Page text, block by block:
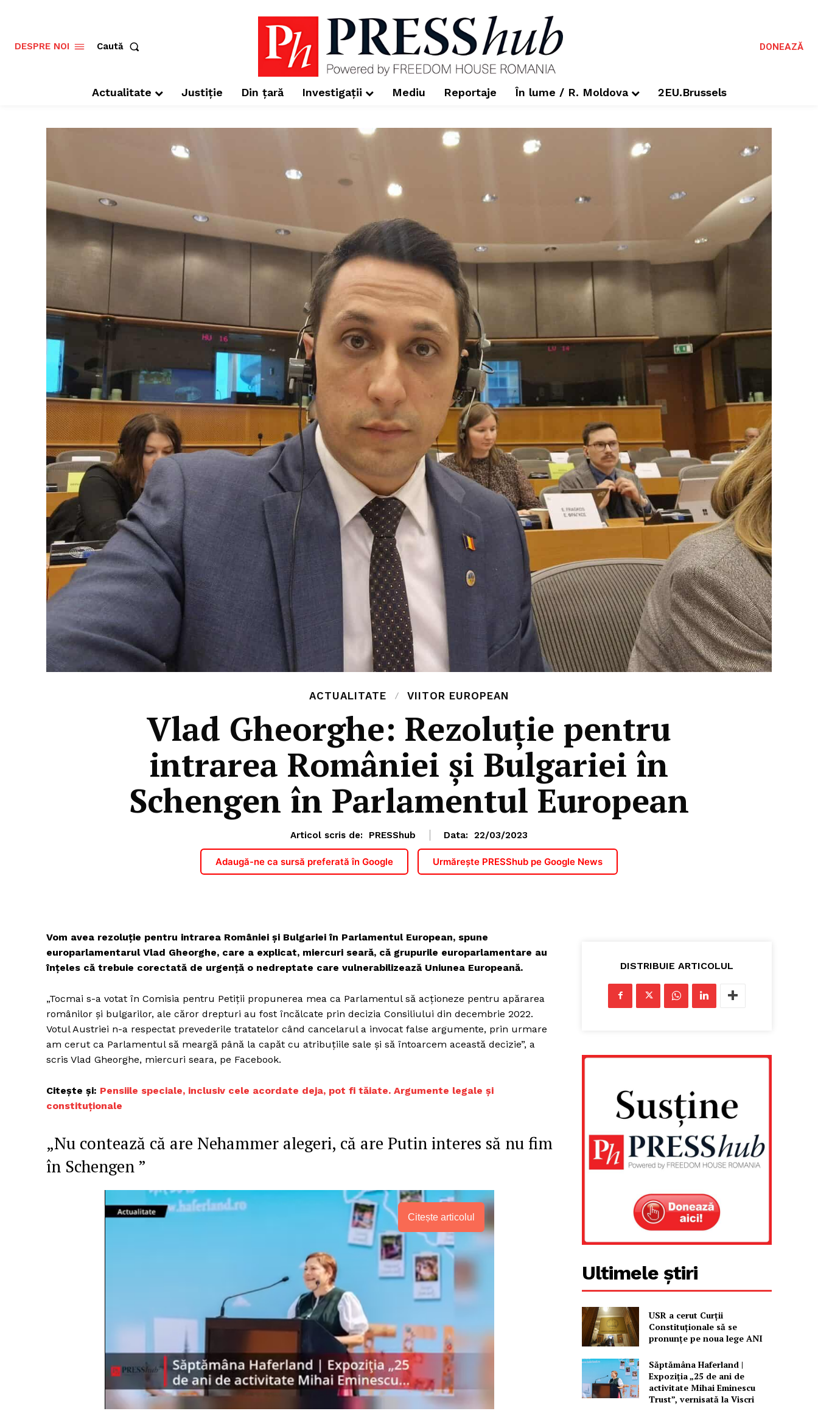
PRESShub
Despre noi / Echipa
Proiecte editoriale
Rețea
DESPRE NOI Caută DONEAZĂ
Actualitate Justiție Din țară Investigații Mediu Reportaje În lume / R. Moldova 2EU.Brussels
ACTUALITATE VIITOR EUROPEAN
Vlad Gheorghe: Rezoluție pentru
intrarea României și Bulgariei în
Schengen în Parlamentul European
Articol scris de: PRESShub Data: 22/03/2023
Adaugă-ne ca sursă preferată în Google Urmărește PRESShub pe Google News
Vom avea rezoluție pentru intrarea României și Bulgariei în Parlamentul European, spune
europarlamentarul Vlad Gheorghe, care a explicat, miercuri seară, că grupurile europarlamentare au
înțeles că trebuie corectată de urgență o nedreptate care vulnerabilizează Uniunea Europeană.
„Tocmai s-a votat în Comisia pentru Petiții propunerea mea ca Parlamentul să acționeze pentru apărarea
românilor și bulgarilor, ale căror drepturi au fost încălcate prin decizia Consiliului din decembrie 2022.
Votul Austriei n-a respectat prevederile tratatelor când cancelarul a invocat false argumente, prin urmare
am cerut ca Parlamentul să meargă până la capăt cu atribuțiile sale și să întoarcem această decizie”, a
scris Vlad Gheorghe, miercuri seara, pe Facebook.
Citește și: Pensiile speciale, inclusiv cele acordate deja, pot fi tăiate. Argumente legale și
constituționale
„Nu contează că are Nehammer alegeri, că are Putin interes să nu fim
în Schengen ”
Citește articolul
DISTRIBUIE ARTICOLUL
Ultimele știri
USR a cerut Curții
Constituționale să se
pronunțe pe noua lege ANI
Săptămâna Haferland |
Expoziţia „25 de ani de
activitate Mihai Eminescu
Trust”, vernisată la Viscri